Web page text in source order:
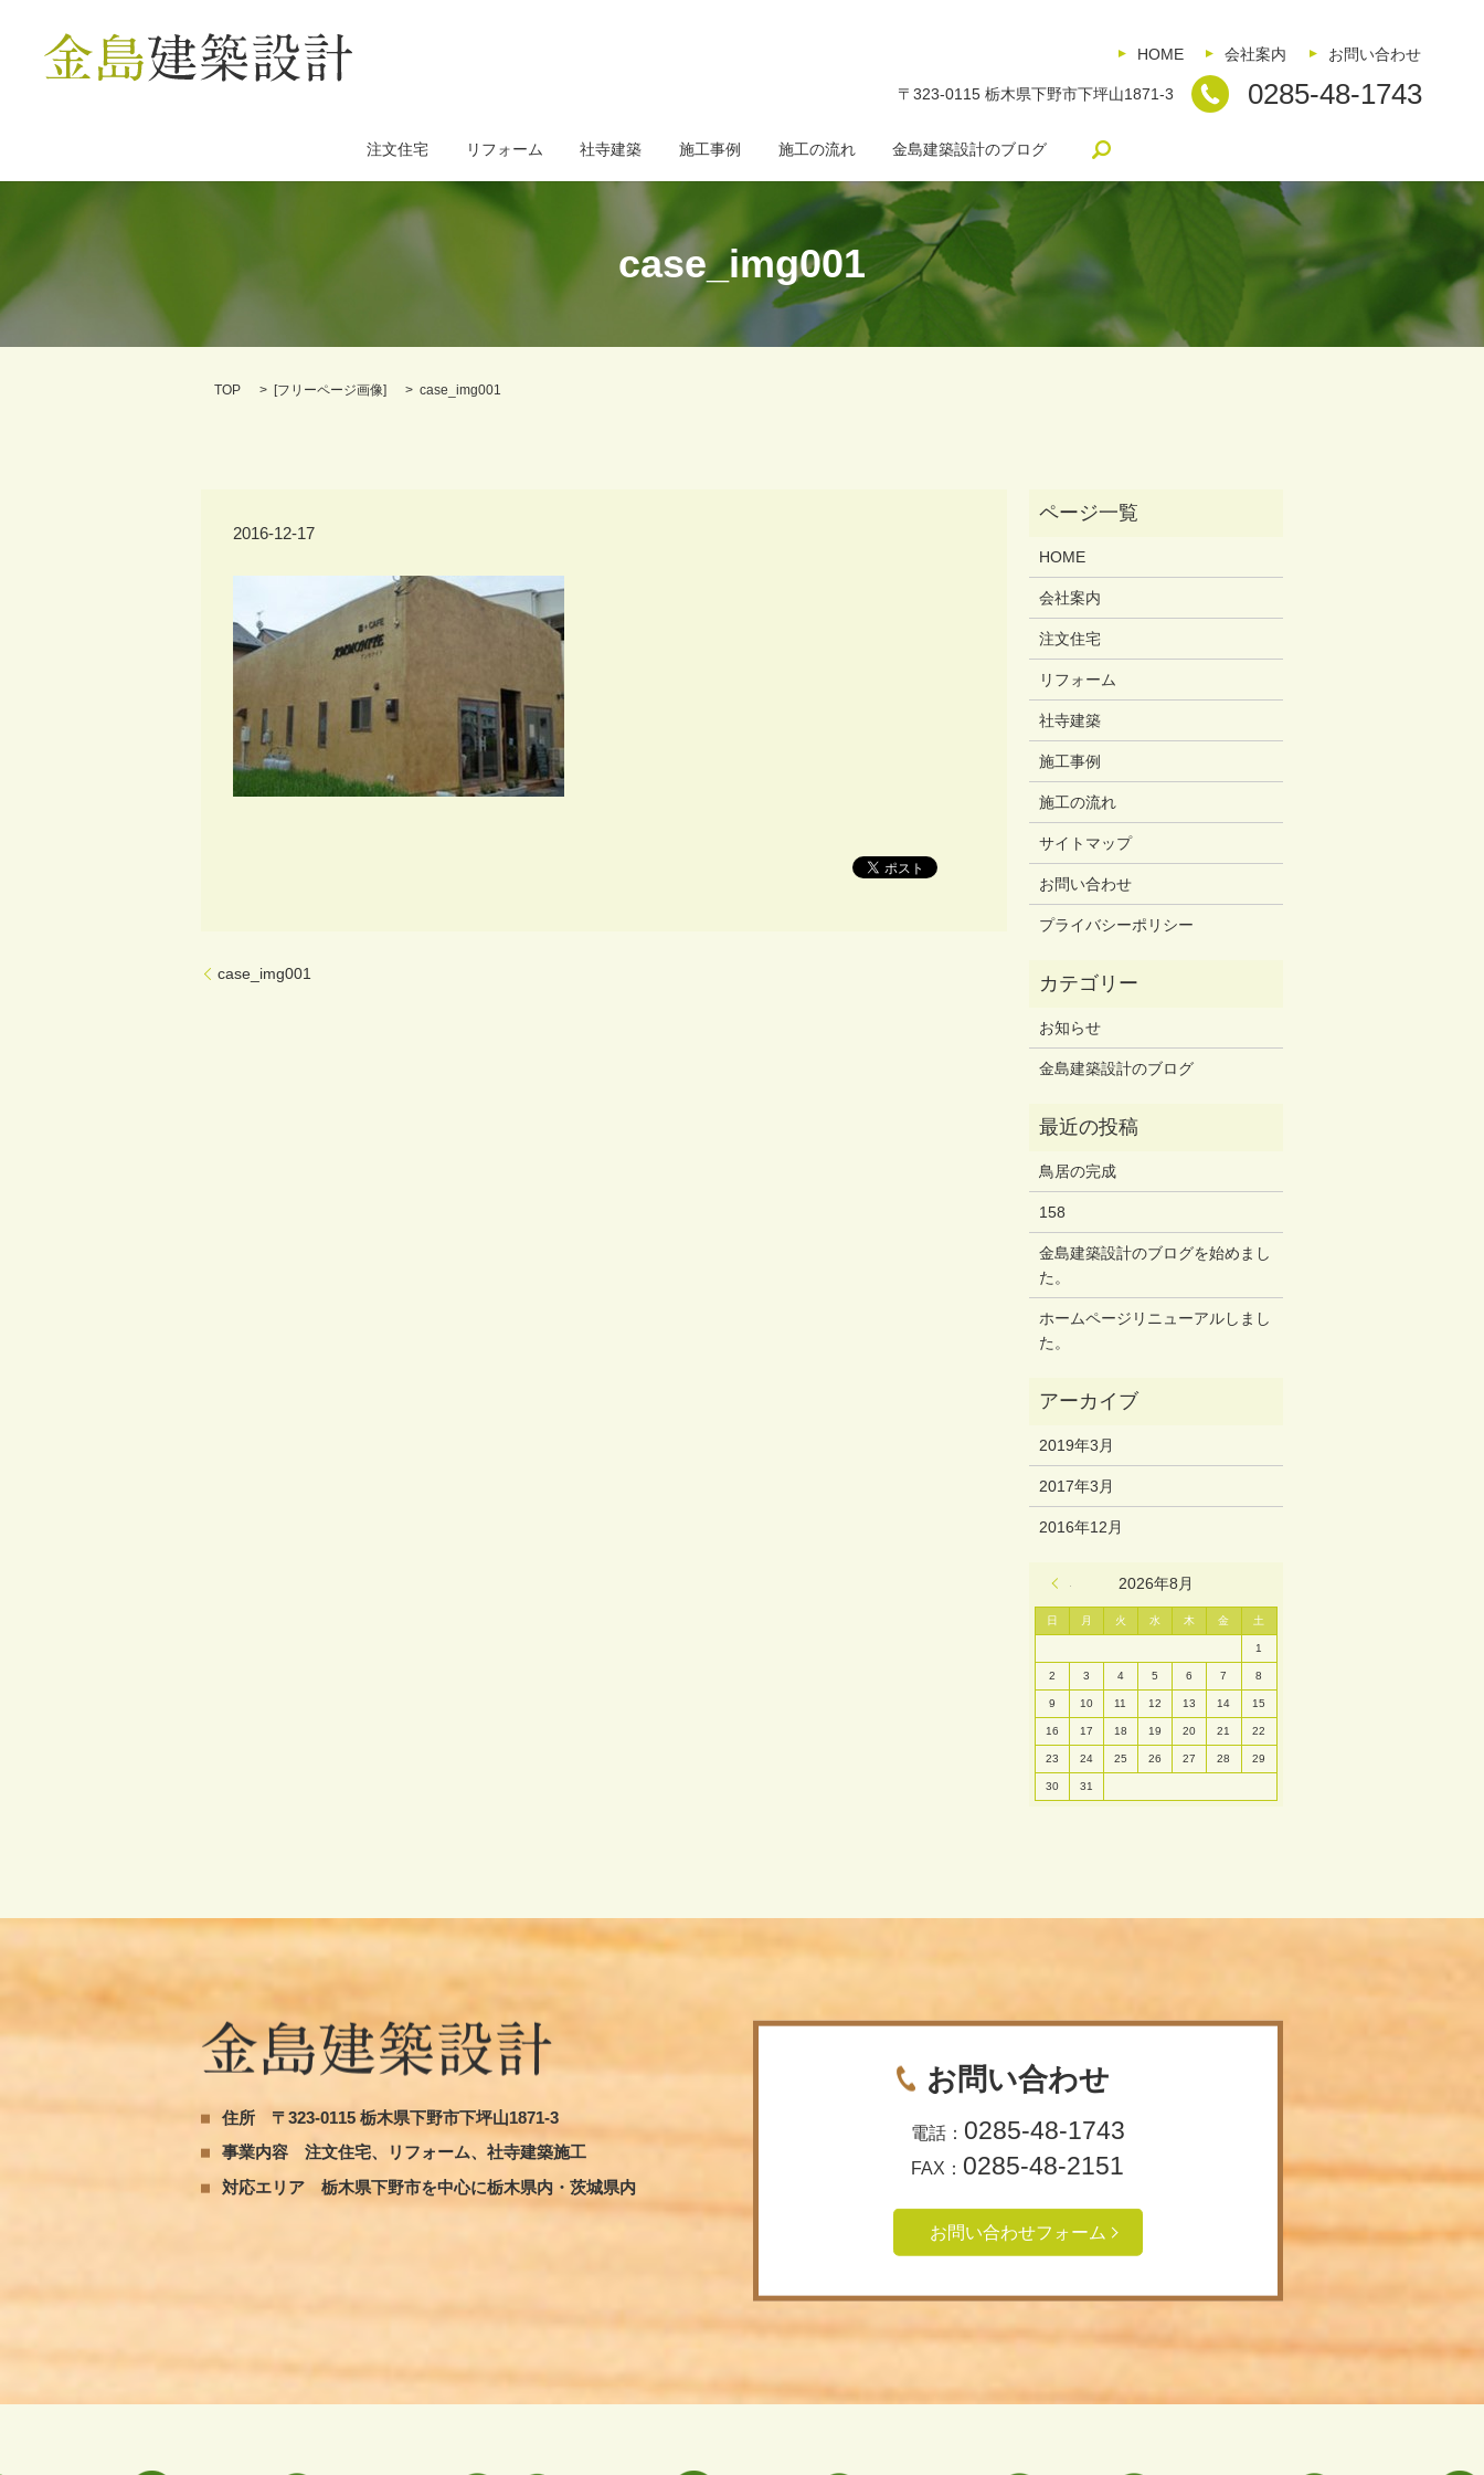
HOME 会社案内 お問い合わせ
〒323-0115 栃木県下野市下坪山1871-3 0285-48-1743
注文住宅 リフォーム 社寺建築 施工事例 施工の流れ 金島建築設計のブログ
case_img001
TOP [フリーページ画像] case_img001
2016-12-17
case_img001
HOME
会社案内
注文住宅
リフォーム
社寺建築
施工事例
施工の流れ
サイトマップ
お問い合わせ
プライバシーポリシー
お知らせ
金島建築設計のブログ
鳥居の完成
158
金島建築設計のブログを始めまし
た。
ホームページリニューアルしまし
た。
2019年3月
2017年3月
2016年12月
2026年8月
日 月 火 水 木 金 土
1
2 3 4 5 6 7 8
9 10 11 12 13 14 15
16 17 18 19 20 21 22
23 24 25 26 27 28 29
30 31
住所
〒323-0115 栃木県下野市下坪山1871-3
事業内容
注文住宅、リフォーム、社寺建築施工
対応エリア
栃木県下野市を中心に栃木県内・茨城県内
お問い合わせ
電話： 0285-48-1743
FAX： 0285-48-2151
お問い合わせフォーム